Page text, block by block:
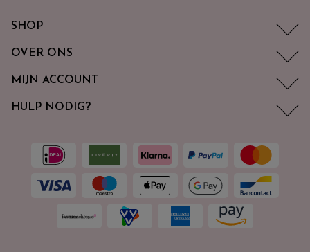
SHOP
OVER ONS
MIJN ACCOUNT
HULP NODIG?